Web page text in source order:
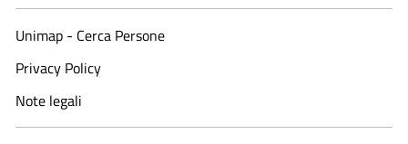
Unimap - Cerca Persone
Privacy Policy
Note legali